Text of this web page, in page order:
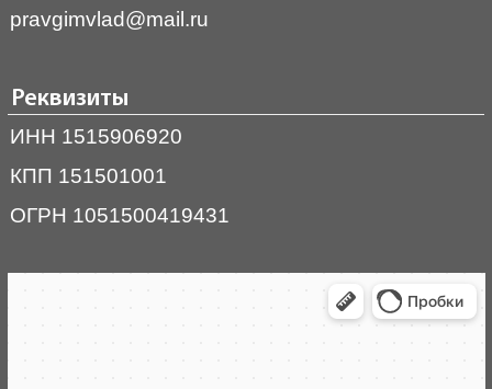
pravgimvlad@mail.ru
Реквизиты
ИНН 1515906920
КПП 151501001
ОГРН 1051500419431